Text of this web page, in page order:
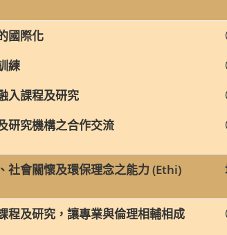
國際化
練
入課程及研究
研究機構之合作交流
社會關懷及環保理念之能力 (Ethi)
及研究，讓專業與倫理相輔相成